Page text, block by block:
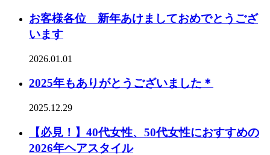
お客様各位 新年あけましておめでとうござ
います
2026.01.01
2025年もありがとうございました＊
2025.12.29
【必見！】40代女性、50代女性におすすめの
2026年ヘアスタイル